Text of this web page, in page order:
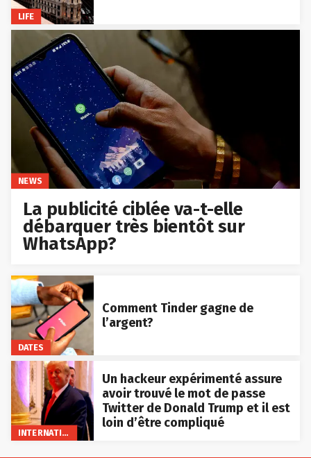
LIFE
NEWS
La publicité ciblée va-t-elle
débarquer très bientôt sur
WhatsApp?
DATES
Comment Tinder gagne de
l’argent?
INTERNATIONAL
Un hackeur expérimenté assure
avoir trouvé le mot de passe
Twitter de Donald Trump et il est
loin d’être compliqué